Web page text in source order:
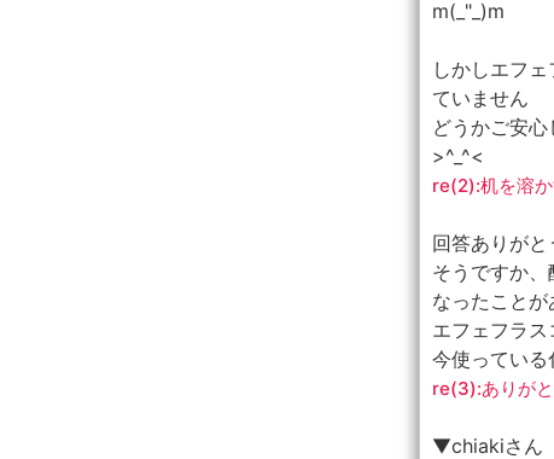
m(_"_)m
しかしエフ
ていません
どうかご安
>^_^<
re(2):机を溶か
回答ありがと
そうですか
なったことが
エフェフラス
今使っている
re(3):ありが
▼chiakiさん